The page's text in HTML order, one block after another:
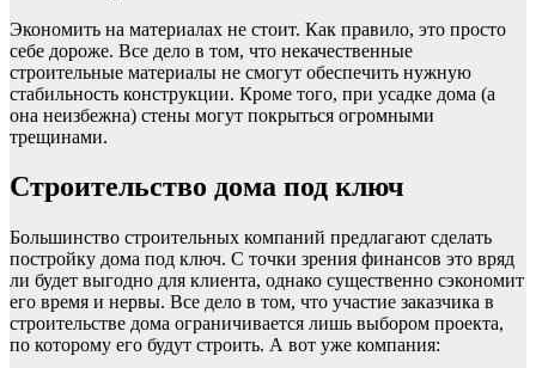
Экономить на материалах не стоит. Как правило, это просто
себе дороже. Все дело в том, что некачественные
строительные материалы не смогут обеспечить нужную
стабильность конструкции. Кроме того, при усадке дома (а
она неизбежна) стены могут покрыться огромными
трещинами.
Строительство дома под ключ
Большинство строительных компаний предлагают сделать
постройку дома под ключ. С точки зрения финансов это вряд
ли будет выгодно для клиента, однако существенно сэкономит
его время и нервы. Все дело в том, что участие заказчика в
строительстве дома ограничивается лишь выбором проекта,
по которому его будут строить. А вот уже компания: